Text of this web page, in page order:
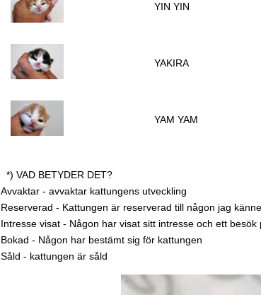
YIN YIN
YAKIRA
YAM YAM
*) VAD BETYDER DET?
Avvaktar - avvaktar kattungens utveckling
Reserverad - Kattungen är reserverad till någon jag
Intresse visat - Någon har visat sitt intresse och ett
Bokad - Någon har bestämt sig för kattungen
Såld - kattungen är såld